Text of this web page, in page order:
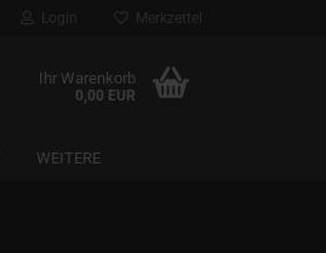
Login Merkzettel
Ihr Warenkorb
0,00 EUR
WEITERE